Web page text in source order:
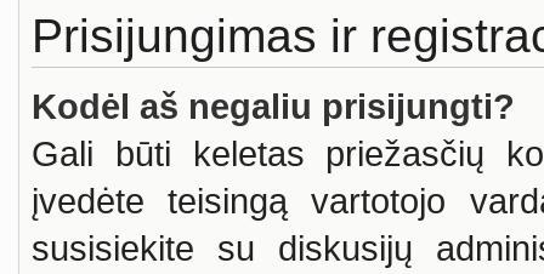
Prisijungimas ir
Kodėl aš negaliu prisijungti?
Gali būti keletas priežasčių
įvedėte teisingą vartotojo
susisiekite su diskusijų